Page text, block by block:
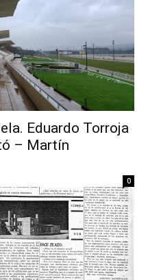
Eduardo Torroja
– Martín
0